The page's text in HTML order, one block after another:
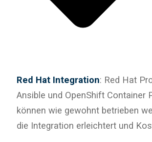
Red Hat Integration: Red Hat
Ansible und OpenShift Container
können wie gewohnt betrieben
die Integration erleichtert und